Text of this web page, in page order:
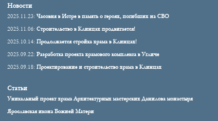
Новости
2025.11.23: Часовня в Истре в память о героях, погибших на СВО
2025.11.06: Строительство в Клинцах продвигается!
2025.10.14: Продолжается стройка храма в Клинцах!
2025.09.22: Разработка проекта храмового комплекса в Угличе
2025.09.18: Проектирование и строительство храма в Клинцах
Статьи
Уникальный проект храма Архитектурных мастерских Данилова монастыря
Ярославская икона Божией Матери